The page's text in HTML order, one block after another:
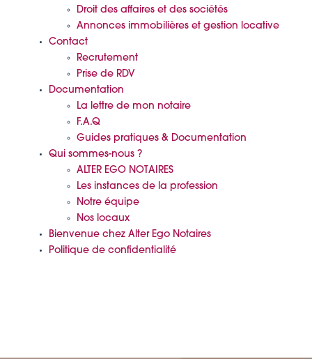
Droit des affaires et des sociétés
Annonces immobilières et gestion locative
Contact
Recrutement
Prise de RDV
Documentation
La lettre de mon notaire
F.A.Q
Guides pratiques & Documentation
Qui sommes-nous ?
ALTER EGO NOTAIRES
Les instances de la profession
Notre équipe
Nos locaux
Bienvenue chez Alter Ego Notaires
Politique de confidentialité